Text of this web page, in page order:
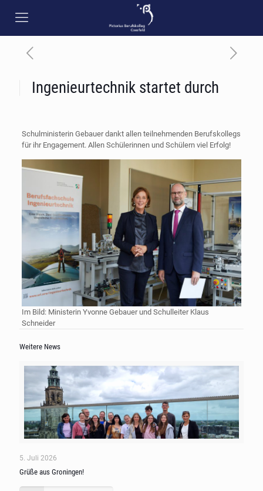
Ingenieurtechnik startet durch
Schulministerin Gebauer dankt allen teilnehmenden Berufskollegs
für ihr Engagement. Allen Schülerinnen und Schülern viel Erfolg!
Im Bild: Ministerin Yvonne Gebauer und Schulleiter Klaus
Schneider
Weitere News
5. Juli 2026
Grüße aus Groningen!